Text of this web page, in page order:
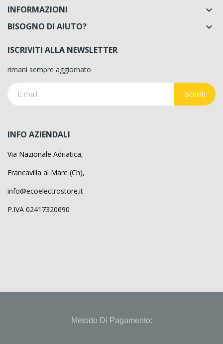
INFORMAZIONI 
BISOGNO DI AIUTO? 
ISCRIVITI ALLA NEWSLETTER
rimani sempre aggiornato
Iscriviti
INFO AZIENDALI
Via Nazionale Adriatica,
Francavilla al Mare (Ch),
info@ecoelectrostore.it
P.IVA 02417320690
Metodo Di Pagamento: